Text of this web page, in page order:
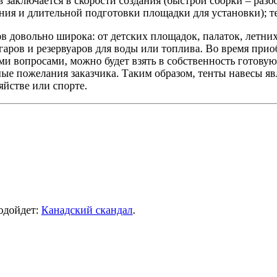
и длительной подготовки площадки для
довольно широка: от детских площадок, палаток,
и резервуаров для воды или топлива. Во время
можно будет взять в собственность
пожелания заказчика. Таким образом, тенты навесы
или спорте.
Канадский скандал.